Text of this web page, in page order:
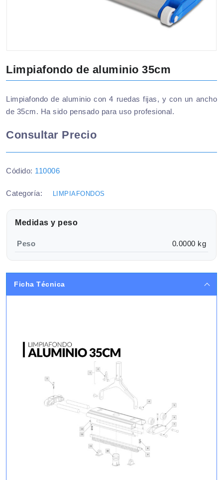
Limpiafondo de aluminio 35cm
Limpiafondo de aluminio con 4 ruedas fijas, y con un ancho
de 35cm. Ha sido pensado para uso profesional.
Consultar Precio
Códido: 110006
Categoría: LIMPIAFONDOS
Medidas y peso
Peso 0.0000 kg
Ficha Técnica